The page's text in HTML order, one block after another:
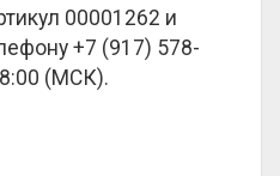
00001262 и
+7 (917) 578-
(МСК).